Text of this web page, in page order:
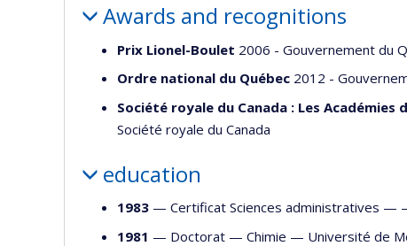
Awards and recognitions
Prix Lionel-Boulet 2006 - Gouvernement du
Ordre national du Québec 2012 -
Société royale du Canada : Les
Société royale du Canada
education
1983 — Certificat Sciences administratives —
1981 — Doctorat — Chimie — Université de